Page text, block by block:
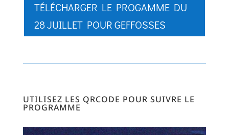
TÉLÉCHARGER LE PROGAMME DU
28 JUILLET POUR GEFFOSSES
UTILISEZ LES QRCODE POUR SUIVRE LE
PROGRAMME